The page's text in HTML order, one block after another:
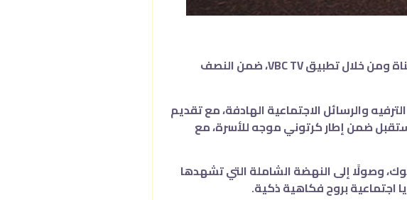
أعلنت قناة الرؤية عن بدء عرض مسلسلها الكرتوني الجديد “ضاحي ونوير”، الذي يُعرض حاليًا على شاشة القناة ومن خلال تطبيق VBC TV، ضمن النصف
والرسائل الاجتماعية الهادفة، مع تقديم
ضمن إطار كرتوني موجه للأسرة، مع
وصولًا إلى النهضة الشاملة التي تشهدها
اجتماعية بروح فكاهية ذكية.